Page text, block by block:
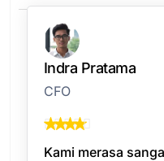
Indra Pratama
CFO
Kami merasa